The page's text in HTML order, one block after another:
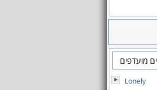
מועדפים
Lonely